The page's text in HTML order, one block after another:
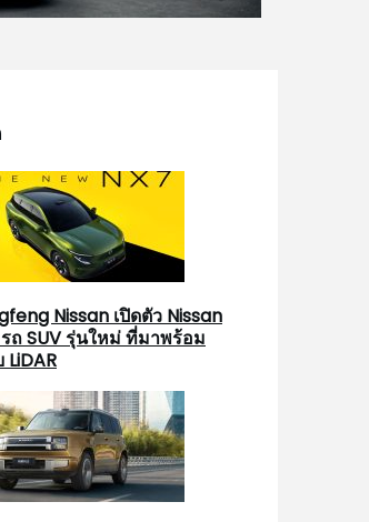
Nissan เปิดตัว Nissan
ถ SUV รุ่นใหม่ ที่มาพร้อม
LiDAR